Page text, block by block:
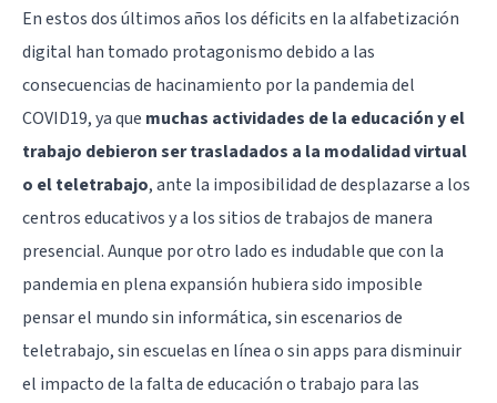
En estos dos últimos años los déficits en la alfabetización
digital han tomado protagonismo debido a las
consecuencias de hacinamiento por la pandemia del
COVID19, ya que muchas actividades de la educación y el
trabajo debieron ser trasladados a la modalidad virtual
o el teletrabajo, ante la imposibilidad de desplazarse a los
centros educativos y a los sitios de trabajos de manera
presencial. Aunque por otro lado es indudable que con la
pandemia en plena expansión hubiera sido imposible
pensar el mundo sin informática, sin escenarios de
teletrabajo, sin escuelas en línea o sin apps para disminuir
el impacto de la falta de educación o trabajo para las